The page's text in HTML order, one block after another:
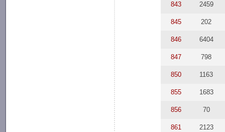
843 2459
845 202
846 6404
847 798
850 1163
855 1683
856 70
861 2123